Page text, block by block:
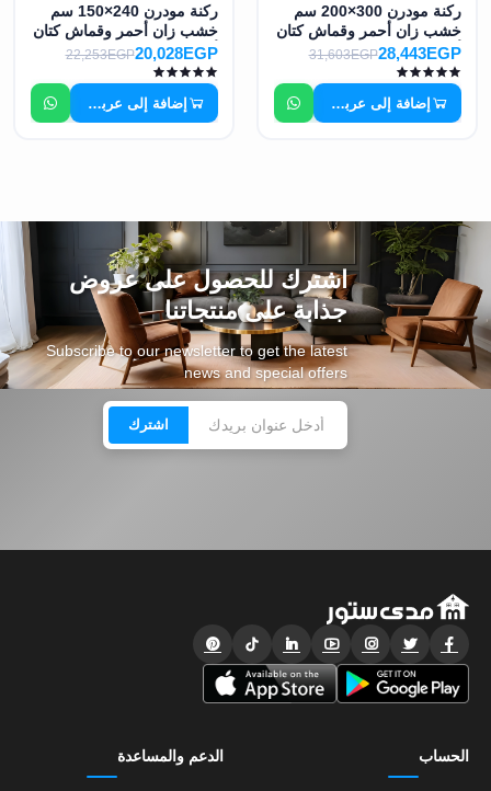
ركنة مودرن 300×200 سم
خشب زان أحمر وقماش كتان
أو قطيفة عالي الجودة MS-
10936
28,443EGP
31,603EGP
إضافة إلى عربة التسوق
ركنة مودرن 240×150 سم
خشب زان أحمر وقماش كتان
أو قطيفة عالي الجودة MS-
10938
20,028EGP
22,253EGP
إضافة إلى عربة التسوق
اشترك للحصول على عروض
جذابة على منتجاتنا
Subscribe to our newsletter to get the latest
news and special offers
اشترك
الحساب الدعم والمساعدة